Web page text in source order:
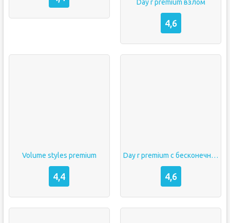
Day r premium взлом
4,6
Volume styles premium
4,4
Day r premium с бесконечными крышками
4,6